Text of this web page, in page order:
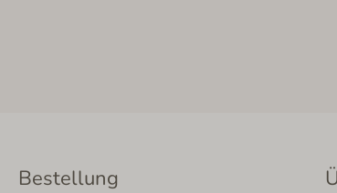
Bestellung